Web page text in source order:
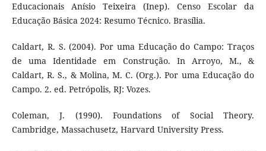
Educacionais Anísio Teixeira (Inep). Censo Escolar da
Educação Básica 2024: Resumo Técnico. Brasília.
Caldart, R. S. (2004). Por uma Educação do Campo: Traços
de uma Identidade em Construção. In Arroyo, M., &
Caldart, R. S., & Molina, M. C. (Org.). Por uma Educação do
Campo. 2. ed. Petrópolis, RJ: Vozes.
Coleman, J. (1990). Foundations of Social Theory.
Cambridge, Massachusetz, Harvard University Press.